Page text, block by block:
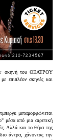
σκηνή του ΘΕΑΤΡΟΥ
επιπλέον σκηνές και
μεταμορφώνεται
μέσα από μια αιρετική
Αλλά και το θέμα της
άντρα, χάνοντας την